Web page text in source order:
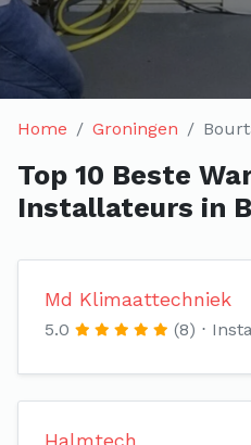
Home Groningen
Top 10 Beste
Installateurs in
Md Klimaattechniek
5.0 (8)
Halmtech